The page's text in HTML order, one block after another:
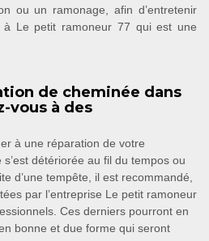
ou un ramonage, afin d’entretenir
à Le petit ramoneur 77 qui est une
de cheminée dans
vous à des
à une réparation de votre
détériorée au fil du tempos ou
d’une tempête, il est recommandé,
par l’entreprise Le petit ramoneur
Ces derniers pourront en
bonne et due forme qui seront